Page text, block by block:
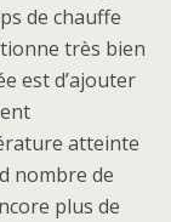
de chauffe
très bien
est d’ajouter
atteinte
nombre de
plus de